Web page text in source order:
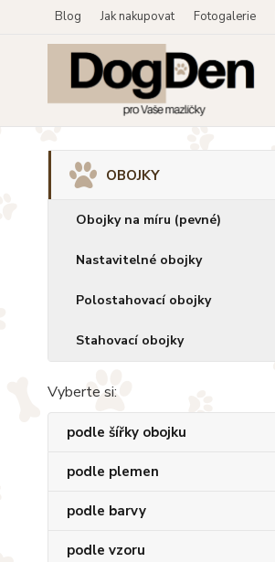
Blog Jak nakupovat Fotogalerie
OBOJKY
Obojky na míru (pevné)
Nastavitelné obojky
Polostahovací obojky
Stahovací obojky
Vyberte si:
podle šířky obojku
podle plemen
podle barvy
podle vzoru